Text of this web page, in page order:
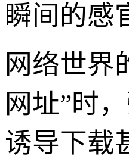
瞬间的感
网络世界
网址”时
诱导下载